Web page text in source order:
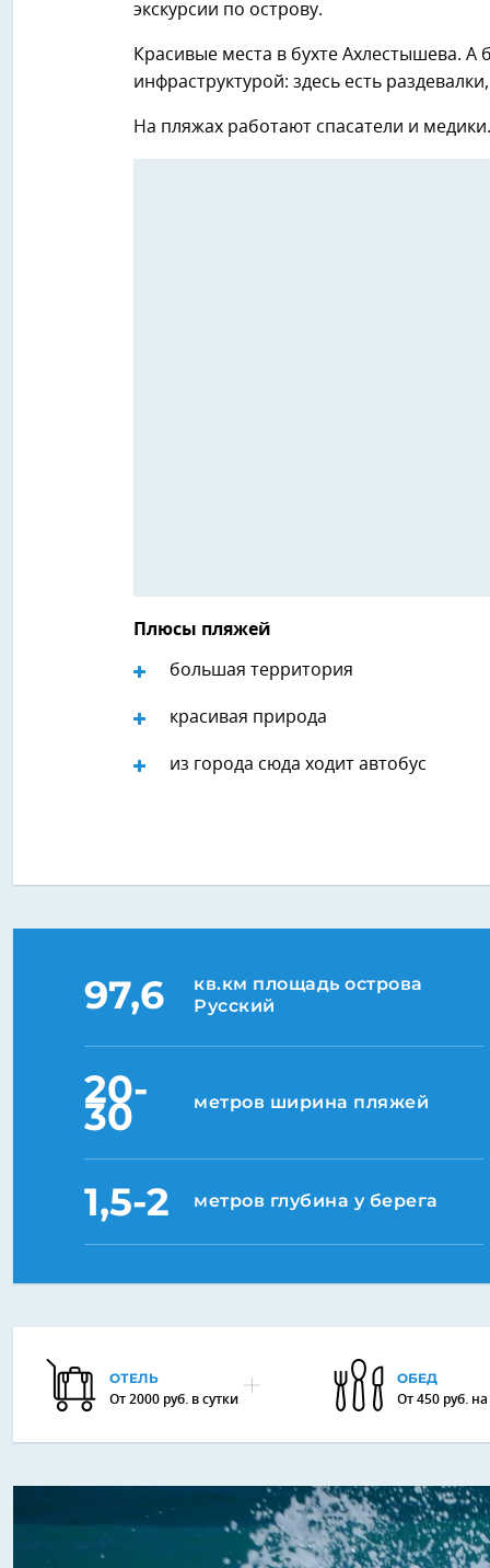
экскурсии по острову.
Красивые места в бухте Ахлестышева.
инфраструктурой: здесь есть
На пляжах работают спасатели и медики.
Плюсы пляжей
большая территория
красивая природа
из города сюда ходит автобус
97,6
кв.км площадь острова
Русский
20-
30 метров ширина пляжей
1,5-2 метров глубина у берега
ОТЕЛЬ
От 2000 руб. в сутки
ОБЕД
От 450 руб.